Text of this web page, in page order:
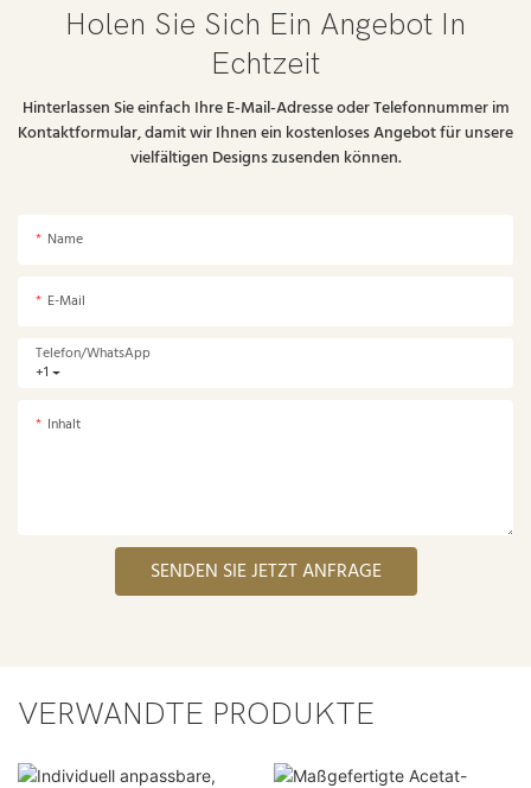
Holen Sie Sich Ein Angebot In
Echtzeit
Hinterlassen Sie einfach Ihre E-Mail-Adresse oder Telefonnummer im
Kontaktformular, damit wir Ihnen ein kostenloses Angebot für unsere
vielfältigen Designs zusenden können.
Name
E-Mail
+1
Telefon/WhatsApp
Inhalt
SENDEN SIE JETZT ANFRAGE
VERWANDTE PRODUKTE